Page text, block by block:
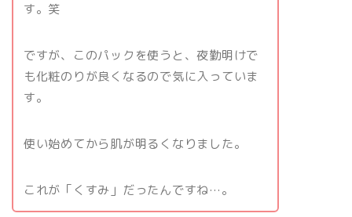
す。笑
ですが、このパックを使うと、夜勤明けで
も化粧のりが良くなるので気に入っていま
す。
使い始めてから肌が明るくなりました。
これが「くすみ」だったんですね…。